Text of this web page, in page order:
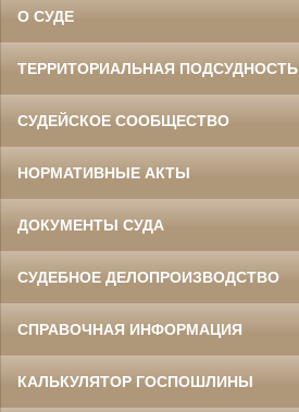
О СУДЕ
ТЕРРИТОРИАЛЬНАЯ ПОДСУДНОСТЬ
СУДЕЙСКОЕ СООБЩЕСТВО
НОРМАТИВНЫЕ АКТЫ
ДОКУМЕНТЫ СУДА
СУДЕБНОЕ ДЕЛОПРОИЗВОДСТВО
СПРАВОЧНАЯ ИНФОРМАЦИЯ
КАЛЬКУЛЯТОР ГОСПОШЛИНЫ